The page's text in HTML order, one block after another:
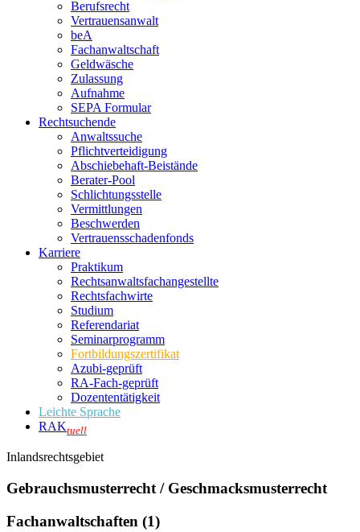
Berufsrecht
Vertrauensanwalt
beA
Fachanwaltschaft
Geldwäsche
Zulassung
Aufnahme
SEPA Formular
Rechtsuchende
Anwaltssuche
Pflichtverteidigung
Abschiebehaft-Beistände
Berater-Pool
Schlichtungsstelle
Vermittlungen
Beschwerden
Vertrauensschadenfonds
Karriere
Praktikum
Rechtsanwalts­fachangestellte
Rechtsfachwirte
Studium
Referendariat
Seminarprogramm
Fortbildungszertifikat
Azubi-geprüft
RA-Fach-geprüft
Dozententätigkeit
Leichte Sprache
RAKtuell
Inlandsrechtsgebiet
Gebrauchsmusterrecht / Geschmacksmusterrecht
Fachanwaltschaften (1)